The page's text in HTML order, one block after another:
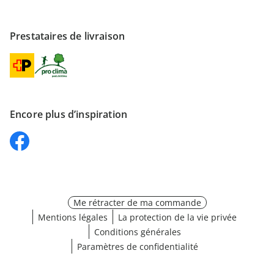
Prestataires de livraison
Encore plus d’inspiration
Me rétracter de ma commande
Mentions légales
La protection de la vie privée
Conditions générales
Paramètres de confidentialité